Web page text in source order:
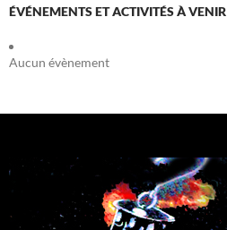
ÉVÉNEMENTS ET ACTIVITÉS À VENIR
Aucun évènement